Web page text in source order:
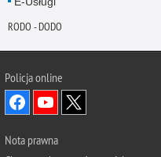
RODO - DODO
Policja online
Nota prawna